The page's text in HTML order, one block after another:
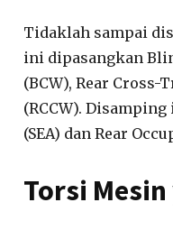
Tidaklah sampai
ini dipasangkan
(BCW), Rear
(RCCW).
(SEA) dan Rear
Torsi Mesin